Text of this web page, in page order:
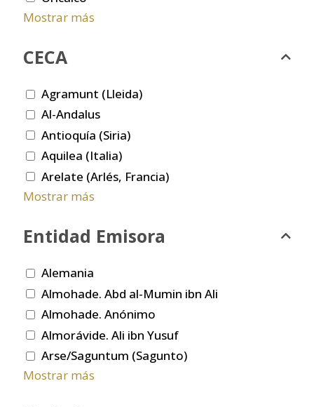
Mostrar más
CECA
Agramunt (Lleida)
Al-Andalus
Antioquía (Siria)
Aquilea (Italia)
Arelate (Arlés, Francia)
Mostrar más
Entidad Emisora
Alemania
Almohade. Abd al-Mumin ibn Ali
Almohade. Anónimo
Almorávide. Ali ibn Yusuf
Arse/Saguntum (Sagunto)
Mostrar más